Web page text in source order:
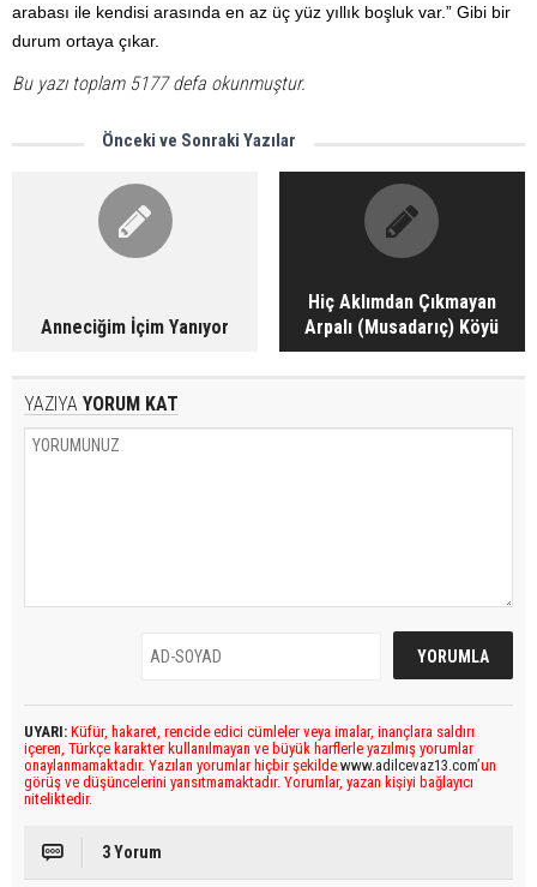
arabası ile kendisi arasında en az üç yüz yıllık boşluk var.” Gibi bir
durum ortaya çıkar.
Bu yazı toplam 5177 defa okunmuştur.
Önceki ve Sonraki Yazılar
Anneciğim İçim Yanıyor
Hiç Aklımdan Çıkmayan
Arpalı (Musadarıç) Köyü
YAZIYA YORUM KAT
UYARI: Küfür, hakaret, rencide edici cümleler veya imalar, inançlara saldırı
içeren, Türkçe karakter kullanılmayan ve büyük harflerle yazılmış yorumlar
onaylanmamaktadır. Yazılan yorumlar hiçbir şekilde www.adilcevaz13.com’un
görüş ve düşüncelerini yansıtmamaktadır. Yorumlar, yazan kişiyi bağlayıcı
niteliktedir.
3 Yorum